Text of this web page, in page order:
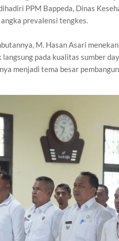
PPM Bappeda, Dinas
prevalensi tengkes.
M. Hasan Asari
langsung pada kualitas sumber
menjadi tema besar